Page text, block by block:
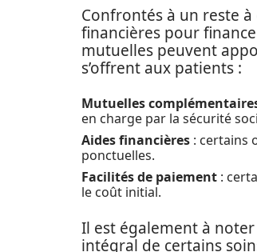
Confrontés à un reste
financières pour
mutuelles peuvent
s’offrent aux patients :
Mutuelles
en charge par la sécurité
Aides financières : certains
ponctuelles.
Facilités de paiement :
le coût initial.
Il est également à
intégral de certains